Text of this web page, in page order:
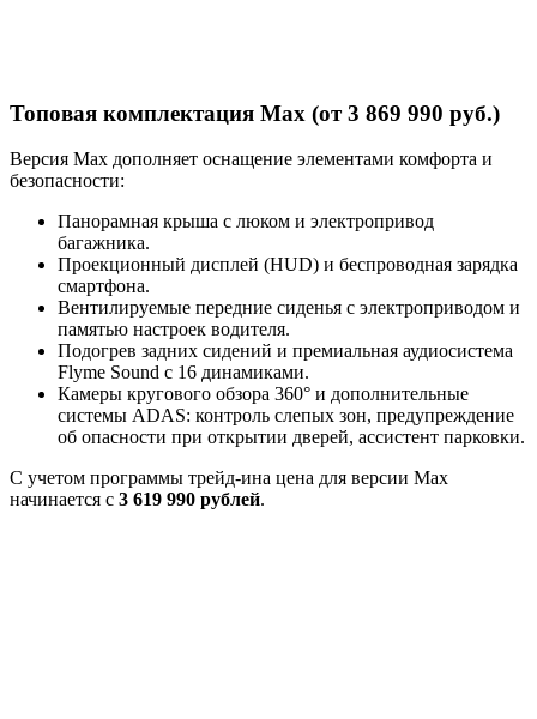
Топовая комплектация Max (от 3 869 990 руб.)
Версия Max дополняет оснащение элементами комфорта и
безопасности:
Панорамная крыша с люком и электропривод
багажника.
Проекционный дисплей (HUD) и беспроводная зарядка
смартфона.
Вентилируемые передние сиденья с электроприводом и
памятью настроек водителя.
Подогрев задних сидений и премиальная аудиосистема
Flyme Sound с 16 динамиками.
Камеры кругового обзора 360° и дополнительные
системы ADAS: контроль слепых зон, предупреждение
об опасности при открытии дверей, ассистент парковки.
С учетом программы трейд-ина цена для версии Max
начинается с 3 619 990 рублей.